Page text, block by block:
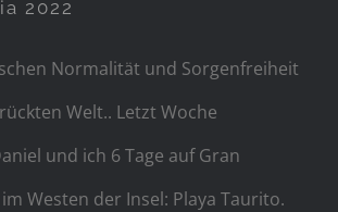
2022
Normalität und Sorgenfreiheit
Welt.. Letzt Woche
und ich 6 Tage auf Gran
Westen der Insel: Playa Taurito.